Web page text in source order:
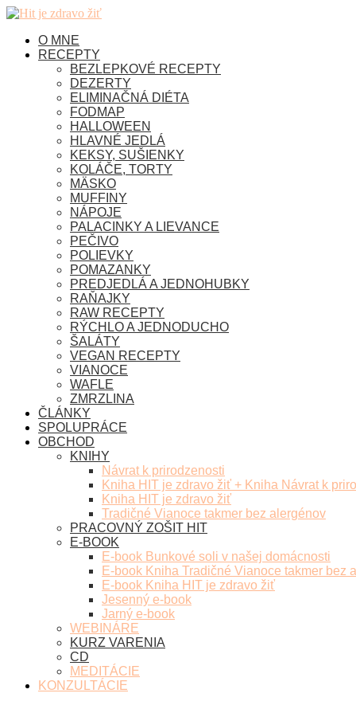
O MNE
RECEPTY
BEZLEPKOVÉ RECEPTY
DEZERTY
ELIMINAČNÁ DIÉTA
FODMAP
HALLOWEEN
HLAVNÉ JEDLÁ
KEKSY, SUŠIENKY
KOLÁČE, TORTY
MÄSKO
MUFFINY
NÁPOJE
PALACINKY A LIEVANCE
PEČIVO
POLIEVKY
POMAZANKY
PREDJEDLÁ A JEDNOHUBKY
RAŇAJKY
RAW RECEPTY
RÝCHLO A JEDNODUCHO
ŠALÁTY
VEGAN RECEPTY
VIANOCE
WAFLE
ZMRZLINA
ČLÁNKY
SPOLUPRÁCE
OBCHOD
KNIHY
Návrat k prirodzenosti
Kniha HIT je zdravo žiť + Kniha Návrat k
Kniha HIT je zdravo žiť
Tradičné Vianoce takmer bez alergénov
PRACOVNÝ ZOŠIT HIT
E-BOOK
E-book Bunkové soli v našej domácnosti
E-book Kniha Tradičné Vianoce takmer bez
E-book Kniha HIT je zdravo žiť
Jesenný e-book
Jarný e-book
WEBINÁRE
KURZ VARENIA
CD
MEDITÁCIE
KONZULTÁCIE